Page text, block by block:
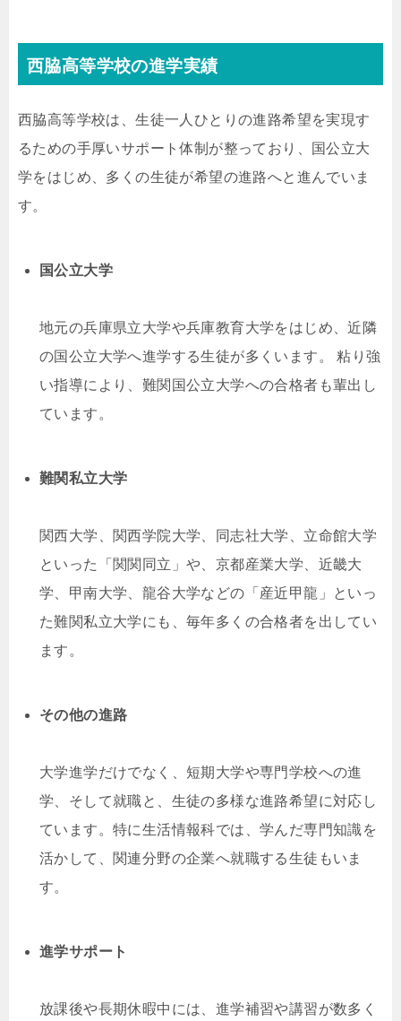
西脇高等学校の進学実績
西脇高等学校は、生徒一人ひとりの進路希望を実現す
るための手厚いサポート体制が整っており、国公立大
学をはじめ、多くの生徒が希望の進路へと進んでいま
す。
国公立大学
地元の兵庫県立大学や兵庫教育大学をはじめ、近隣
の国公立大学へ進学する生徒が多くいます。 粘り強
い指導により、難関国公立大学への合格者も輩出し
ています。
難関私立大学
関西大学、関西学院大学、同志社大学、立命館大学
といった「関関同立」や、京都産業大学、近畿大
学、甲南大学、龍谷大学などの「産近甲龍」といっ
た難関私立大学にも、毎年多くの合格者を出してい
ます。
その他の進路
大学進学だけでなく、短期大学や専門学校への進
学、そして就職と、生徒の多様な進路希望に対応し
ています。特に生活情報科では、学んだ専門知識を
活かして、関連分野の企業へ就職する生徒もいま
す。
進学サポート
放課後や長期休暇中には、進学補習や講習が数多く